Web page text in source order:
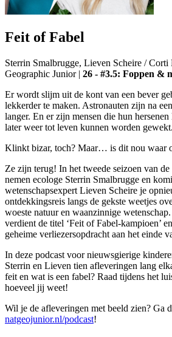
Feit of Fabel
Sterrin Smalbrugge, Lieven Scheire /
Geographic Junior | 26 - #3.5: Foppen &
Er wordt slijm uit de kont van een bever
lekkerder te maken. Astronauten zijn na
langer. En er zijn mensen die hun
later weer tot leven kunnen worden gewekt.
Klinkt bizar, toch? Maar… is dit nou waar
Ze zijn terug! In het tweede seizoen van
nemen ecologe Sterrin Smalbrugge en
wetenschapsexpert Lieven Scheire je
ontdekkingsreis langs de gekste weetjes
woeste natuur en waanzinnige
verdient de titel ‘Feit of Fabel-kampioen’
geheime verliezersopdracht aan het einde
In deze podcast voor nieuwsgierige
Sterrin en Lieven tien afleveringen lang
feit en wat is een fabel? Raad tijdens het
hoeveel jij weet!
Wil je de afleveringen met beeld zien? Ga
natgeojunior.nl/podcast!